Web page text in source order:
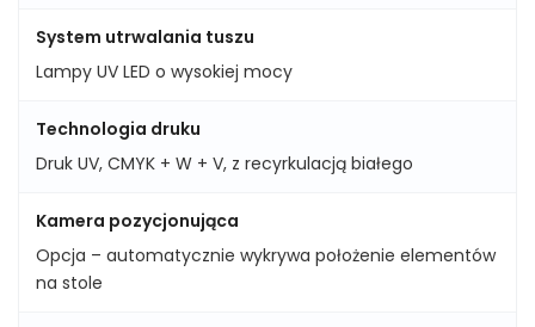
System utrwalania tuszu
Lampy UV LED o wysokiej mocy
Technologia druku
Druk UV, CMYK + W + V, z recyrkulacją białego
Kamera pozycjonująca
Opcja – automatycznie wykrywa położenie elementów
na stole